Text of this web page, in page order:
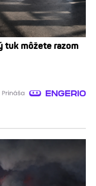
tuk môžete razom